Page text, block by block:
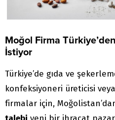
Moğol Firma
İstiyor
Türkiye’de gıda ve
konfeksiyoneri üreticisi
firmalar için,